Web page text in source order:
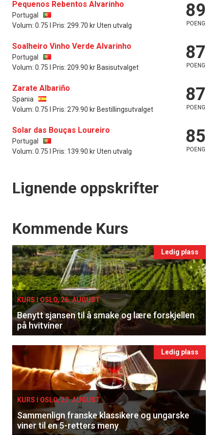
Pequenos Rebentos Alvarinho
Portugal
Volum: 0.75 l Pris: 299.70 kr Uten utvalg
89
POENG
Soalheiro Vinho Verde Alvarinho
Portugal
Volum: 0.75 l Pris: 209.90 kr Basisutvalget
87
POENG
Zarate Albariño
Spania
Volum: 0.75 l Pris: 279.90 kr Bestillingsutvalget
87
POENG
Solar das Bouças Loureiro
Portugal
Volum: 0.75 l Pris: 139.90 kr Uten utvalg
85
POENG
Lignende oppskrifter
Events
Kommende Kurs
Ledig plass
KURS I OSLO, 26. AUGUST
Benytt sjansen til å smake og lære forskjellen
på hvitviner
Ledig plass
KURS I OSLO, 27. AUGUST
Sammenlign franske klassikere og ungarske
viner til en 5-retters meny